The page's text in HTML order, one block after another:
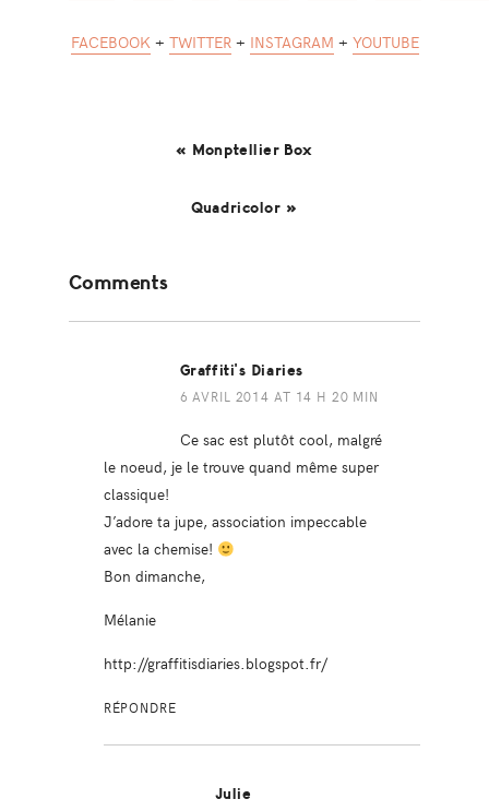
FACEBOOK+ TWITTER+ INSTAGRAM + YOUTUBE
« Monptellier Box
Quadricolor »
Interactions
Comments
Graffiti's Diaries
6 AVRIL 2014 AT 14 H 20 MIN
Ce sac est plutôt cool, malgré
le noeud, je le trouve quand même super
classique!
J’adore ta jupe, association impeccable
avec la chemise!
Bon dimanche,
Mélanie
http://graffitisdiaries.blogspot.fr/
RÉPONDRE
Julie